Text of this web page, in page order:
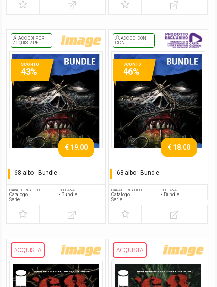
ACCEDI PER
ACQUISTARE
'68 albo - Bundle
€ 19.00
CARATTERISTICHE
Catalogo
Serie
COLLANA
• Bundle
SCONTO
43%
ACCEDI CON
CGN
'68 albo - Bundle
€ 18.00
CARATTERISTICHE
Catalogo
Serie
COLLANA
• Bundle
SCONTO
46%
ACQUISTA ACQUISTA